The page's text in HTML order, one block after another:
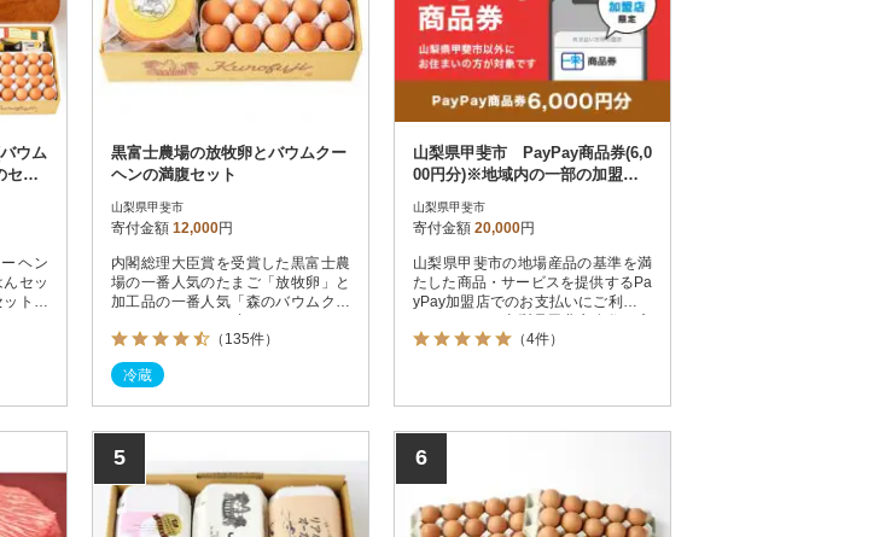
ウム
セッ
ヘン
セッ
ットで
黒富士農場の放牧卵とバウムクー
ヘンの満腹セット
山梨県甲斐市
寄付金額 12,000円
内閣総理大臣賞を受賞した黒富士農
場の一番人気のたまご「放牧卵」と
加工品の一番人気「森のバウムクー
セットです。
（135件）
冷蔵
山梨県甲斐市 PayPay商品券(6,0
00円分)※地域内の一部の加盟店
のみで利用可
山梨県甲斐市
寄付金額 20,000円
山梨県甲斐市の地場産品の基準を満
たした商品・サービスを提供するPa
yPay加盟店でのお支払いにご利用い
はPayPay商品券を受け取れませんの
（4件）
5 6